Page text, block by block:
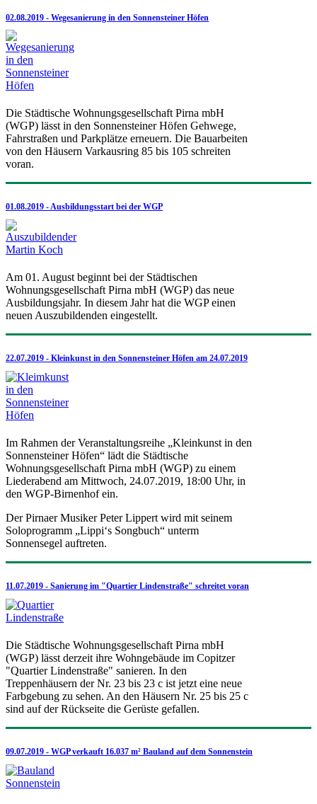
02.08.2019 - Wegesanierung in den Sonnensteiner Höfen
Die Städtische Wohnungsgesellschaft Pirna mbH
(WGP) lässt in den Sonnensteiner Höfen Gehwege,
Fahrstraßen und Parkplätze erneuern. Die Bauarbeiten
von den Häusern Varkausring 85 bis 105 schreiten
voran.
01.08.2019 - Ausbildungsstart bei der WGP
Am 01. August beginnt bei der Städtischen
Wohnungsgesellschaft Pirna mbH (WGP) das neue
Ausbildungsjahr. In diesem Jahr hat die WGP einen
neuen Auszubildenden eingestellt.
22.07.2019 - Kleinkunst in den Sonnensteiner Höfen am 24.07.2019
Im Rahmen der Veranstaltungsreihe „Kleinkunst in den
Sonnensteiner Höfen“ lädt die Städtische
Wohnungsgesellschaft Pirna mbH (WGP) zu einem
Liederabend am Mittwoch, 24.07.2019, 18:00 Uhr, in
den WGP-Birnenhof ein.
Der Pirnaer Musiker Peter Lippert wird mit seinem
Soloprogramm „Lippi‘s Songbuch“ unterm
Sonnensegel auftreten.
11.07.2019 - Sanierung im "Quartier Lindenstraße" schreitet voran
Die Städtische Wohnungsgesellschaft Pirna mbH
(WGP) lässt derzeit ihre Wohngebäude im Copitzer
"Quartier Lindenstraße" sanieren. In den
Treppenhäusern der Nr. 23 bis 23 c ist jetzt eine neue
Farbgebung zu sehen. An den Häusern Nr. 25 bis 25 c
sind auf der Rückseite die Gerüste gefallen.
09.07.2019 - WGP verkauft 16.037 m² Bauland auf dem Sonnenstein